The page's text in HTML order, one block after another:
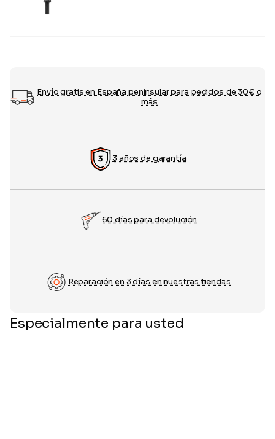
Envío gratis en España peninsular para pedidos de 30€ o
más
3 años de garantía
60 días para devolución
Reparación en 3 días en nuestras tiendas
Especialmente para usted